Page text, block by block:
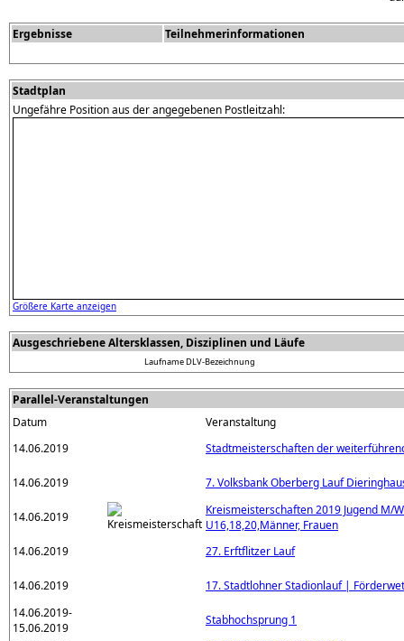
Ergebnisse Teilnehmerinformationen
Stadtplan
Ungefähre Position aus der angegebenen Postleitzahl:
Größere Karte anzeigen
Ausgeschriebene Altersklassen, Disziplinen und Läufe
LaufnameDLV-Bezeichnung
Parallel-Veranstaltungen
Datum
Veranstaltung
14.06.2019
Stadtmeisterschaften der
14.06.2019 7. Volksbank Oberberg Lauf
14.06.2019
Kreismeisterschaften 2019 Jugend M/
U16,18,20,Männer, Frauen
14.06.2019
27. Erftflitzer Lauf
14.06.2019
17. Stadtlohner Stadionlauf |
14.06.2019-
15.06.2019
Stabhochsprung 1